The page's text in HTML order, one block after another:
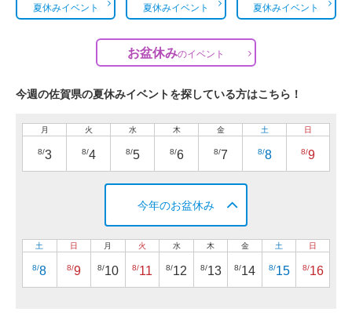
夏休みイベント
夏休みイベント
夏休みイベント
お盆休みのイベント
今週の佐賀県の夏休みイベントを探している方はこちら！
月
8/3
火
8/4
水
8/5
木
8/6
金
8/7
土
8/8
日
8/9
今年のお盆休み
土
8/8
日
8/9
月
8/10
火
8/11
水
8/12
木
8/13
金
8/14
土
8/15
日
8/16